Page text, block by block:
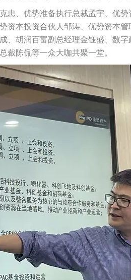
忠、优势准备执行总裁孟宇、优
资本投资合伙人邹涛、优势资本
、胡润百富副总经理金钰盛、数
裁陈侃等一众大咖共聚一堂。